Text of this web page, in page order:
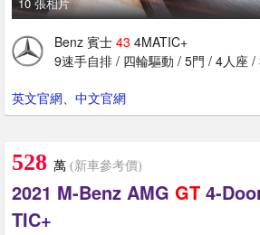
Benz 賓士 43 4MATIC+
9速手自排 / 四輪驅動 / 5門 / 4人座 /
英文官網 中文官網
528 萬 (新車參考價)
2021 M-Benz AMG GT 4-
TIC+